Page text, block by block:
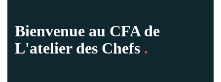
Bienvenue au CFA de
L'atelier des Chefs .